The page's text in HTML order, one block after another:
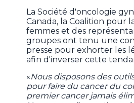
La Société d'oncologie
Canada, la Coalition pour
femmes et des
groupes ont tenu une
presse pour exhorter les
afin d'inverser cette
«Nous disposons des
pour faire du cancer du
premier cancer jamais